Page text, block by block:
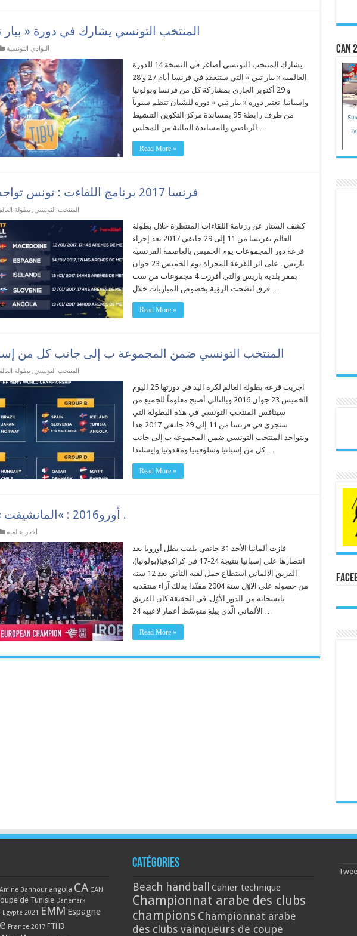
المنتخب التونسي يشارك في دورة « بيار
النوادي التونسية
يشارك المنتخب التونسي أصاغر في النسخة 14 للدورة
العالمية « بيار تبي » التي ستنعقد في فرنسا أيام 27 و 28
و 29 أكتوبر الجاري بمشاركة كل من فرنسا وبولونيا
وإسبانيا. تعتبر دورة « بيار تبي » دورة للشبان تنظم سنوياً
من طرف رابطة 95 بمساندة مركز التكوين التنشيط
الرياضي والمساندة المالية من المجلس …
Read More »
فرنسا 2017 برنامج اللقاءت : تونس تواجه مقدونيا أولاً
المنتخب التونسي, بطولة
كشف الستار عن رزنامة اللقاءات المنتظرة خلال بطولة
العالم بفرنسا من 11 إلى 29 جانفي 2017 بعد إجراء
قرعة دور المجموعات يوم الخميس بالعاصمة الفرنسية
باريس . على اثر القرعة المجراة يوم الخميس 23 جوان
بمقر بلدية باريس والتي أفرزت 4 مجموعات من ست
فرق اتضحت الرؤية بخصوص المباريات خلال …
Read More »
المنتخب التونسي ضمن المجموعة ب إلى جانب كل من
المنتخب التونسي, بطولة
اجريت قرعة بطولة العالم لكرة اليد في دورتها 25 اليوم
الخميس 23 جوان 2016 وبالتالي أصبح معلوماً للجميع من
سينافس المنتخب التونسي في هذه البطولة التي
ستجرى في فرنسا من 11 إلى 29 جانفي 2017 هذا
ويتواجد المنتخب التونسي ضمن المجموعة ب إلى جانب
كل من إسبانيا وسلوفينيا ومقدونيا وإيسلندا …
Read More »
أورو2016 : »المانشيفت » بطل أوروبا .
أخبار عالمية
فازت ألمانيا الأحد 31 جانفي بلقب بطل أوروبا بعد
انتصارها على إسبانيا بنتيجة 24-17 في كراكوفيا(بولونيا).
الفريق الالماني استطاع حمل لقبه الثاني بعد 12 سنة
من حصوله على الاوّل سنة 2004 مفنّدا بذلك آراء منتقديه
بانسحابه من الدور الأوّل. في الحقيقة كان الفريق
الألماني الّذي يبلغ متوسّط أعمار لاعبيه 24 …
Read More »
CAN
Amine Bannour angola CA CAN
de Tunisie Danemark
Egypte 2021 EMM Espagne
France 2017 FTHB
Catégories
Beach handball Cahier technique
Championnat arabe des clubs
champions Championnat arabe
des clubs vainqueurs de coupe